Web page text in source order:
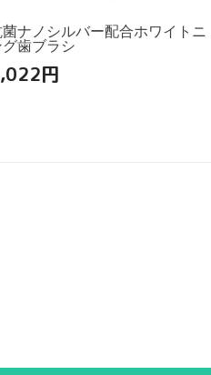
ナノシルバー配合ホワイトニ
グ歯ブラシ
円